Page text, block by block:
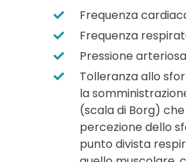
Frequenza
Frequenza
Pressione
Tolleranza allo
la
(scala di Borg)
percezione dello
punto divista